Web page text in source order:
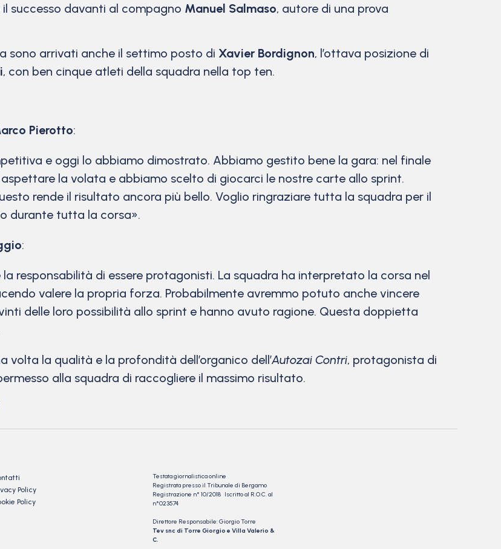
successo davanti al compagno Manuel Salmaso, autore di una prova
arrivati anche il settimo posto di Xavier Bordignon, l’ottava posizione di
, con ben cinque atleti della squadra nella top ten.
Pierotto:
e oggi lo abbiamo dimostrato. Abbiamo gestito bene la gara: nel finale
la volata e abbiamo scelto di giocarci le nostre carte allo sprint.
rende il risultato ancora più bello. Voglio ringraziare tutta la squadra per il
durante tutta la corsa».
:
responsabilità di essere protagonisti. La squadra ha interpretato la corsa nel
valere la propria forza. Probabilmente avremmo potuto anche vincere
delle loro possibilità allo sprint e hanno avuto ragione. Questa doppietta
volta la qualità e la profondità dell’organico dell’Autozai Contri, protagonista di
alla squadra di raccogliere il massimo risultato.
Policy
Policy
Testata giornalistica online
Registrata presso il Tribunale di Bergamo
Registrazione n° 10/2018 Iscritto al R.O.C. al
n°023574
Direttore Responsabile: Giorgio Torre
Tev snc di Torre Giorgio e Villa Valerio &
C.